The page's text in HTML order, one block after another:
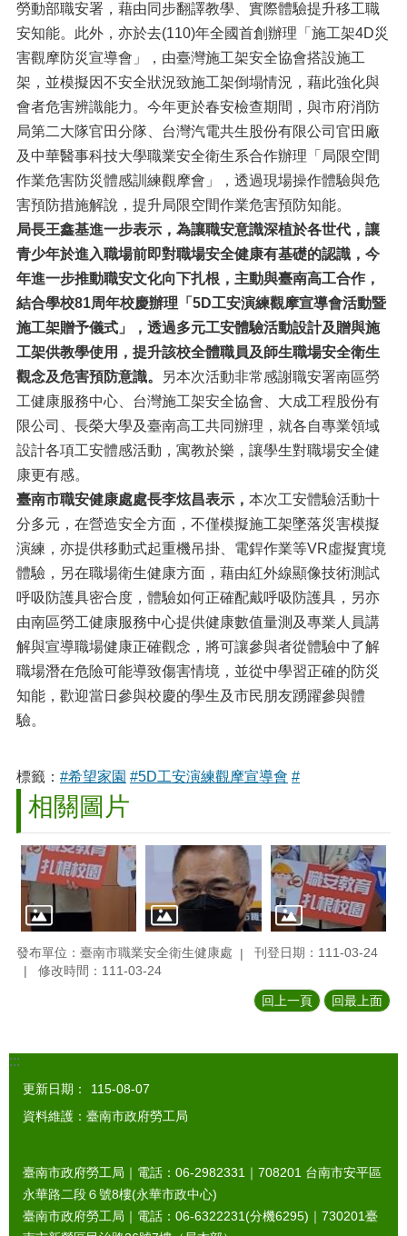
勞動部職安署，藉由同步翻譯教學、實際體驗提升移工職
安知能。此外，亦於去(110)年全國首創辦理「施工架4D災
害觀摩防災宣導會」，由臺灣施工架安全協會搭設施工
架，並模擬因不安全狀況致施工架倒塌情況，藉此強化與
會者危害辨識能力。今年更於春安檢查期間，與市府消防
局第二大隊官田分隊、台灣汽電共生股份有限公司官田廠
及中華醫事科技大學職業安全衛生系合作辦理「局限空間
作業危害防災體感訓練觀摩會」，透過現場操作體驗與危
害預防措施解說，提升局限空間作業危害預防知能。
局長王鑫基進一步表示，為讓職安意識深植於各世代，讓
青少年於進入職場前即對職場安全健康有基礎的認識，今
年進一步推動職安文化向下扎根，主動與臺南高工合作，
結合學校81周年校慶辦理「5D工安演練觀摩宣導會活動暨
施工架贈予儀式」，透過多元工安體驗活動設計及贈與施
工架供教學使用，提升該校全體職員及師生職場安全衛生
觀念及危害預防意識。
另本次活動非常感謝職安署南區勞
工健康服務中心、台灣施工架安全協會、大成工程股份有
限公司、長榮大學及臺南高工共同辦理，就各自專業領域
設計各項工安體感活動，寓教於樂，讓學生對職場安全健
康更有感。
臺南市職安健康處處長李炫昌表示， 本次工安體驗活動十
分多元，在營造安全方面，不僅模擬施工架墜落災害模擬
演練，亦提供移動式起重機吊掛、電銲作業等VR虛擬實境
體驗，另在職場衛生健康方面，藉由紅外線顯像技術測試
呼吸防護具密合度，體驗如何正確配戴呼吸防護具，另亦
由南區勞工健康服務中心提供健康數值量測及專業人員講
解與宣導職場健康正確觀念，將可讓參與者從體驗中了解
職場潛在危險可能導致傷害情境，並從中學習正確的防災
知能，歡迎當日參與校慶的學生及市民朋友踴躍參與體
驗。
標籤： #希望家園 #5D工安演練觀摩宣導會 #
相關圖片
發布單位：臺南市職業安全衛生健康處
刊登日期：111-03-24
修改時間：111-03-24
回上一頁 回最上面
:::
更新日期：
115-08-07
資料維護：臺南市政府勞工局
臺南市政府勞工局｜電話：06-2982331｜ 708201 台南市安平區
永華路二段６號8樓(永華市政中心)
臺南市政府勞工局｜電話：06-6322231(分機6295)｜ 730201臺